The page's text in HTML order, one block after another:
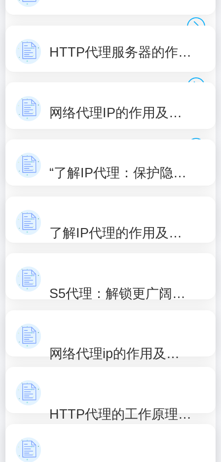
HTTP代理服务器的作用和原理介绍
网络代理IP的作用及原理解析
“了解IP代理：保护隐私，提升网络安全”
了解IP代理的作用及使用方式
S5代理：解锁更广阔的网络世界
网络代理ip的作用及原理解析
HTTP代理的工作原理及应用场景